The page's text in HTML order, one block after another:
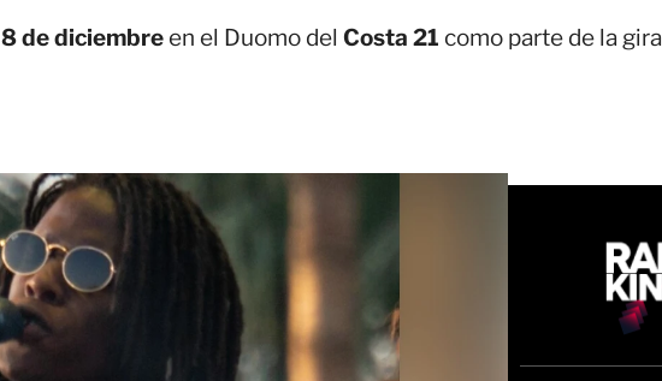
8 de diciembre en el Duomo del Costa 21 como parte de la gira